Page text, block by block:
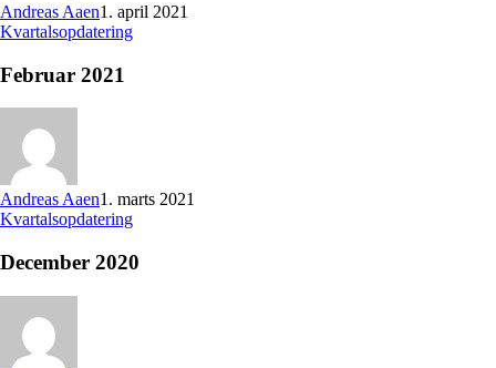
Andreas Aaen1. april 2021
Kvartalsopdatering
Februar 2021
Andreas Aaen1. marts 2021
Kvartalsopdatering
December 2020